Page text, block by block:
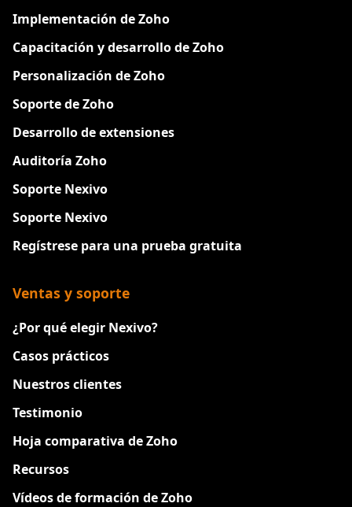
Implementación de Zoho
Capacitación y desarrollo de Zoho
Personalización de Zoho
Soporte de Zoho
Desarrollo de extensiones
Auditoría Zoho
Soporte Nexivo
Soporte Nexivo
Regístrese para una prueba gratuita
Ventas y soporte
¿Por qué elegir Nexivo?
Casos prácticos
Nuestros clientes
Testimonio
Hoja comparativa de Zoho
Recursos
Vídeos de formación de Zoho